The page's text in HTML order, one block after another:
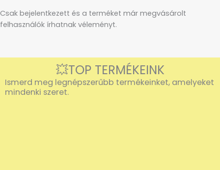
Csak bejelentkezett és a terméket már megvásárolt
felhasználók írhatnak véleményt.
💥TOP TERMÉKEINK
Ismerd meg legnépszerűbb termékeinket, amelyeket
mindenki szeret.